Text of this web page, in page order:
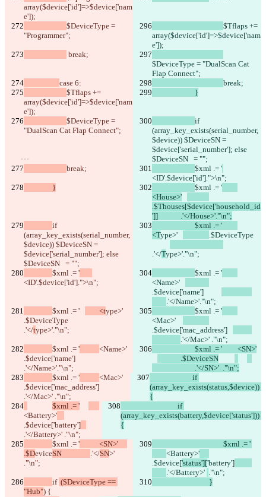
array($device['id']=>$device['nam
e']);
$DeviceType =
"Programmer";
$Tflaps +=
array($device['id']=>$device['nam
e']);
break;
$DeviceType = "DualScan Cat
Flap Connect";
case 6:
break;
$Tflaps +=
array($device['id']=>$device['nam
e']);
			}
$DeviceType =
"DualScan Cat Flap Connect";
if
(array_key_exists(serial_number,
$device)) $DeviceSN =
$device['serial_number']; else
$DeviceSN   = "";
break;
$xml .= '
<ID'.$device['id'].">\n";
                }
$xml .= '
<House>'
.$Thouses[$device['household_id
']]		.'</House>'."\n";
if
(array_key_exists(serial_number,
$device)) $DeviceSN =
$device['serial_number']; else
$DeviceSN   = "";
<Type>' .$DeviceType
.'</Type>'."\n";
$xml .= '
<ID'.$device['id'].">\n";
$xml .= '
<Name>'
.$device['name']
.'</Name>'."\n";
$xml .= '
        <t
ype>'
.$DeviceType
.'</type>'."\n";
$xml .= '
<Mac>'
.$device['mac_address']
.'</Mac>' ."\n";
$xml .= '
<Name>'
.$device['name']
.'</Name>'."\n";
			$xml .= '		<SN>'
		.$DeviceSN
			.'</SN>'  ."\n";
$xml .= '
<Mac>'
.$device['mac_address']
.'</Mac>' ."\n";
(array_key_exists(status,$device))
{
$xml .= '
<Battery>'
.$device['battery']
.'</Battery>' ."\n";
(array_key_exists(battery,$device['status']))
{
$xml .= '
           <SN>'
.$DeviceSN .'</SN>'
."\n";
<Battery>'
.$device['status']['battery']
.'</Battery>' ."\n";
if ($DeviceType ==
"Hub") {
				}
已保存差異
原始文本
開啟檔案
更改後文本
聯繫我們
iManage
English
Deutsch
Español
Français
हिन्दी
日本語
Português
简体中文
繁體中文
한국어